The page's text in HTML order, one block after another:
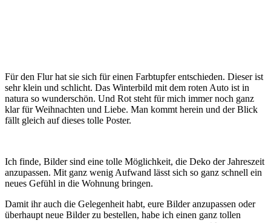
Für den Flur hat sie sich für einen Farbtupfer entschieden. Dieser ist
sehr klein und schlicht. Das Winterbild mit dem roten Auto ist in
natura so wunderschön. Und Rot steht für mich immer noch ganz
klar für Weihnachten und Liebe. Man kommt herein und der Blick
fällt gleich auf dieses tolle Poster.
Ich finde, Bilder sind eine tolle Möglichkeit, die Deko der Jahreszeit
anzupassen. Mit ganz wenig Aufwand lässt sich so ganz schnell ein
neues Gefühl in die Wohnung bringen.
Damit ihr auch die Gelegenheit habt, eure Bilder anzupassen oder
überhaupt neue Bilder zu bestellen, habe ich einen ganz tollen